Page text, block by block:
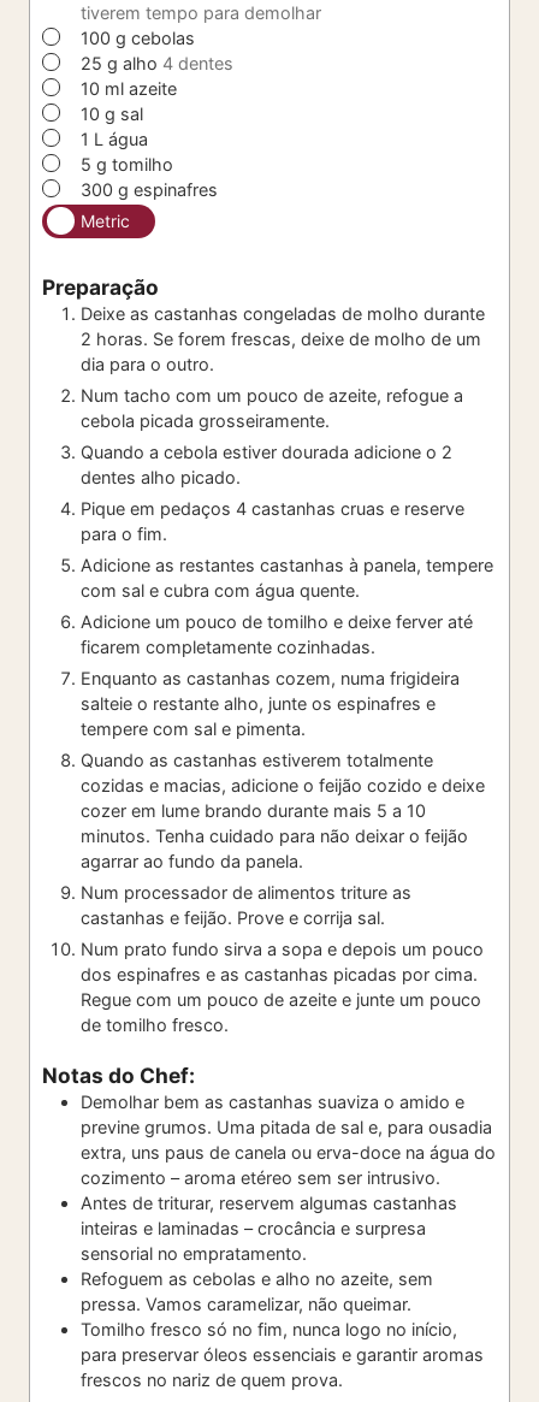
tiverem tempo para demolhar
▢100 g cebolas
▢
25 g alho 4 dentes
▢10 ml azeite
▢10 g sal
▢1 L água
▢
5 g tomilho
▢
300 g espinafres
Metric
Preparação
Deixe as castanhas congeladas de molho durante
2 horas. Se forem frescas, deixe de molho de um
dia para o outro.
Num tacho com um pouco de azeite, refogue a
cebola picada grosseiramente.
Quando a cebola estiver dourada adicione o 2
dentes alho picado.
Pique em pedaços 4 castanhas cruas e reserve
para o fim.
Adicione as restantes castanhas à panela, tempere
com sal e cubra com água quente.
Adicione um pouco de tomilho e deixe ferver até
ficarem completamente cozinhadas.
Enquanto as castanhas cozem, numa frigideira
salteie o restante alho, junte os espinafres e
tempere com sal e pimenta.
Quando as castanhas estiverem totalmente
cozidas e macias, adicione o feijão cozido e deixe
cozer em lume brando durante mais 5 a 10
minutos. Tenha cuidado para não deixar o feijão
agarrar ao fundo da panela.
Num processador de alimentos triture as
castanhas e feijão. Prove e corrija sal.
Num prato fundo sirva a sopa e depois um pouco
dos espinafres e as castanhas picadas por cima.
Regue com um pouco de azeite e junte um pouco
de tomilho fresco.
Notas do Chef:
Demolhar bem as castanhas suaviza o amido e
previne grumos. Uma pitada de sal e, para ousadia
extra, uns paus de canela ou erva-doce na água do
cozimento – aroma etéreo sem ser intrusivo.
Antes de triturar, reservem algumas castanhas
inteiras e laminadas – crocância e surpresa
sensorial no empratamento.
Refoguem as cebolas e alho no azeite, sem
pressa. Vamos caramelizar, não queimar.
Tomilho fresco só no fim, nunca logo no início,
para preservar óleos essenciais e garantir aromas
frescos no nariz de quem prova.